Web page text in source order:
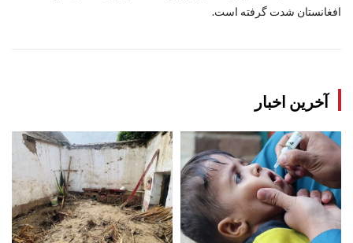
افغانستان شدت گرفته است.
آخرین اخبار